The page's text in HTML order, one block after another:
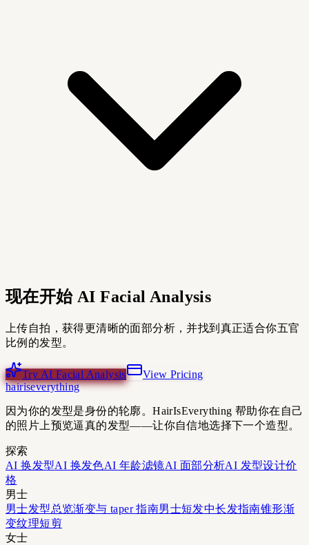
现在开始 AI Facial Analysis
上传自拍，获得更清晰的面部分析，并找到真正适合你五官
比例的发型。
Try AI Facial Analysis
View Pricing
hairiseverything
因为你的发型是身份的轮廓。HairIsEverything 帮助你在自己
的照片上预览逼真的发型——让你自信地选择下一个造型。
探索
AI 换发型AI 换发色AI 年龄滤镜AI 面部分析AI 发型设计价
格
男士
男士发型总览渐变与 taper 指南男士短发中长发指南锥形渐
变纹理短剪
女士